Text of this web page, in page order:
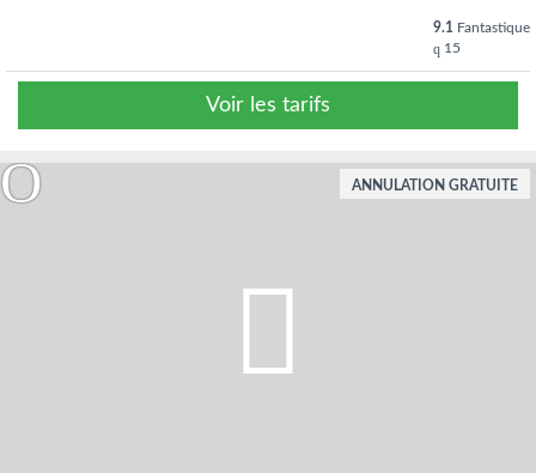
9.1 Fantastique
15
Voir les tarifs
ANNULATION GRATUITE